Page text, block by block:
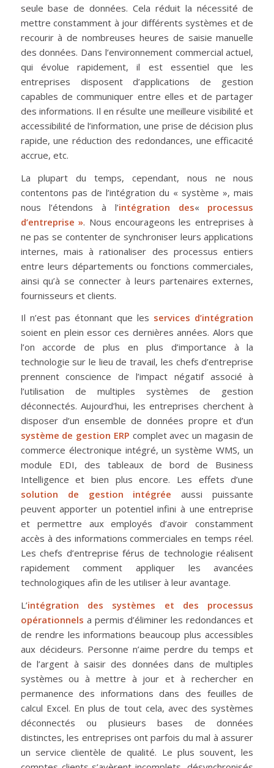
seule base de données. Cela réduit la nécessité de
mettre constamment à jour différents systèmes et de
recourir à de nombreuses heures de saisie manuelle
des données. Dans l’environnement commercial actuel,
qui évolue rapidement, il est essentiel que les
entreprises disposent d’applications de gestion
capables de communiquer entre elles et de partager
des informations. Il en résulte une meilleure visibilité et
accessibilité de l’information, une prise de décision plus
rapide, une réduction des redondances, une efficacité
accrue, etc.
La plupart du temps, cependant, nous ne nous
contentons pas de l’intégration du « système », mais
nous l’étendons à l’intégration des« processus
d’entreprise ». Nous encourageons les entreprises à
ne pas se contenter de synchroniser leurs applications
internes, mais à rationaliser des processus entiers
entre leurs départements ou fonctions commerciales,
ainsi qu’à se connecter à leurs partenaires externes,
fournisseurs et clients.
Il n’est pas étonnant que les services d’intégration
soient en plein essor ces dernières années. Alors que
l’on accorde de plus en plus d’importance à la
technologie sur le lieu de travail, les chefs d’entreprise
prennent conscience de l’impact négatif associé à
l’utilisation de multiples systèmes de gestion
déconnectés. Aujourd’hui, les entreprises cherchent à
disposer d’un ensemble de données propre et d’un
système de gestion ERP complet avec un magasin de
commerce électronique intégré, un système WMS, un
module EDI, des tableaux de bord de Business
Intelligence et bien plus encore. Les effets d’une
solution de gestion intégrée aussi puissante
peuvent apporter un potentiel infini à une entreprise
et permettre aux employés d’avoir constamment
accès à des informations commerciales en temps réel.
Les chefs d’entreprise férus de technologie réalisent
rapidement comment appliquer les avancées
technologiques afin de les utiliser à leur avantage.
L’intégration des systèmes et des processus
opérationnels a permis d’éliminer les redondances et
de rendre les informations beaucoup plus accessibles
aux décideurs. Personne n’aime perdre du temps et
de l’argent à saisir des données dans de multiples
systèmes ou à mettre à jour et à rechercher en
permanence des informations dans des feuilles de
calcul Excel. En plus de tout cela, avec des systèmes
déconnectés ou plusieurs bases de données
distinctes, les entreprises ont parfois du mal à assurer
un service clientèle de qualité. Le plus souvent, les